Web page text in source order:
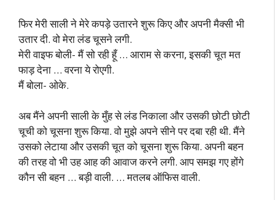
फिर मेरी साली ने मेरे कपड़े उतारने शुरू किए और अपनी मैक्सी भी
उतार दी. वो मेरा लंड चूसने लगी.
मेरी वाइफ बोली- मैं सो रही हूँ … आराम से करना, इसकी चूत मत
फाड़ देना … वरना ये रोएगी.
मैं बोला- ओके.
अब मैंने अपनी साली के मुँह से लंड निकाला और उसकी छोटी छोटी
चूची को चूसना शुरू किया. वो मुझे अपने सीने पर दबा रही थी. मैंने
उसको लेटाया और उसकी चूत को चूसना शुरू किया. अपनी बहन
की तरह वो भी उह आह की आवाज करने लगी. आप समझ गए होंगे
कौन सी बहन … बड़ी वाली. … मतलब ऑफिस वाली.